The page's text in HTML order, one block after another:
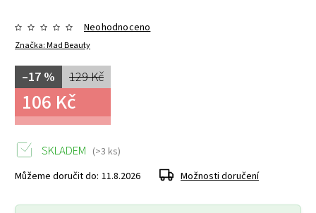
Značka:Mad Beauty
Neohodnoceno
129 Kč
–17 %
106 Kč
SKLADEM (>3 ks)
Můžeme doručit do: 11.8.2026 Možnosti doručení